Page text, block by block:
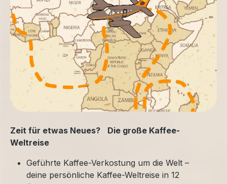
Zeit für etwas Neues? Die große Kaffee-
Weltreise
Geführte Kaffee-Verkostung um die Welt –
deine persönliche Kaffee-Weltreise in 12